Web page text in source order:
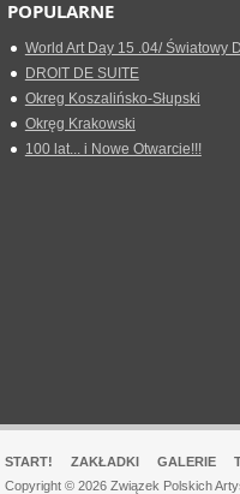
POPULARNE
World Art Day 15 .04/ Światowy
DROIT DE SUITE
Okreg Koszalińsko-Słupski
Okręg Krakowski
100 lat... i Nowe Otwarcie!!!
START! ZAKŁADKI GALERIE
Copyright © 2026 Związek Polskich